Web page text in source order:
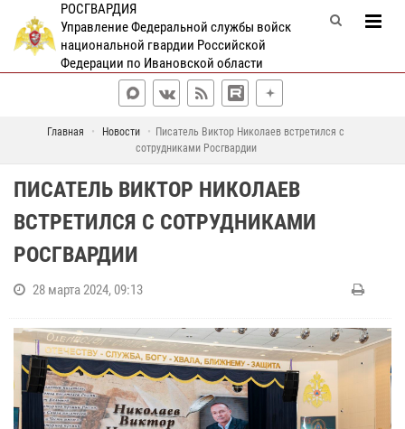
РОСГВАРДИЯ
Управление Федеральной службы войск
национальной гвардии Российской
Федерации по Ивановской области
Главная Новости
Писатель Виктор Николаев встретился с
сотрудниками Росгвардии
ПИСАТЕЛЬ ВИКТОР НИКОЛАЕВ
ВСТРЕТИЛСЯ С СОТРУДНИКАМИ
РОСГВАРДИИ
28 марта 2024, 09:13